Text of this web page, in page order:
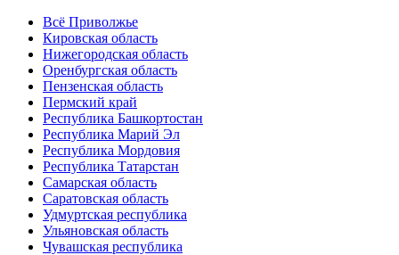
Всё Приволжье
Кировская область
Нижегородская область
Оренбургская область
Пензенская область
Пермский край
Республика Башкортостан
Республика Марий Эл
Республика Мордовия
Республика Татарстан
Самарская область
Саратовская область
Удмуртская республика
Ульяновская область
Чувашская республика